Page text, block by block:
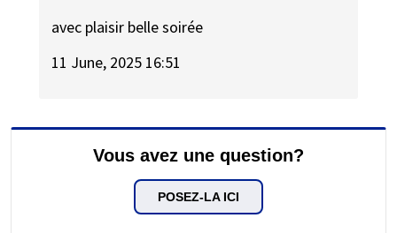
avec plaisir belle soirée
11 June, 2025 16:51
Vous avez une question?
POSEZ-LA ICI